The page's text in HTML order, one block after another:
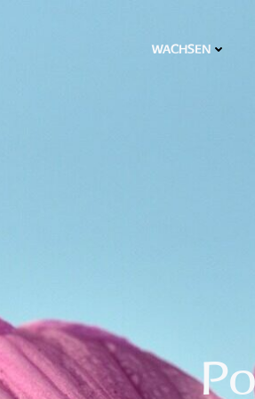
WACHSEN